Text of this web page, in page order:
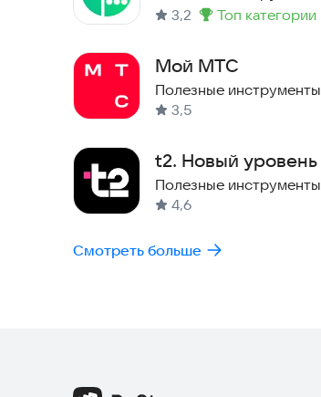
3,2
Метка :
топ категории
Мой МТС
Полезные инструменты
3,5
t2. Новый уровень
Полезные инструменты
4,6
Смотреть больше